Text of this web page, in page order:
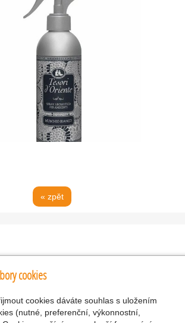
« zpět
společnost s r.o.
127, Žacléř, 542 01 Číslo účtu:
0300
cookies
cookies dáváte souhlas s uložením
(nutné, preferenční, výkonnostní,